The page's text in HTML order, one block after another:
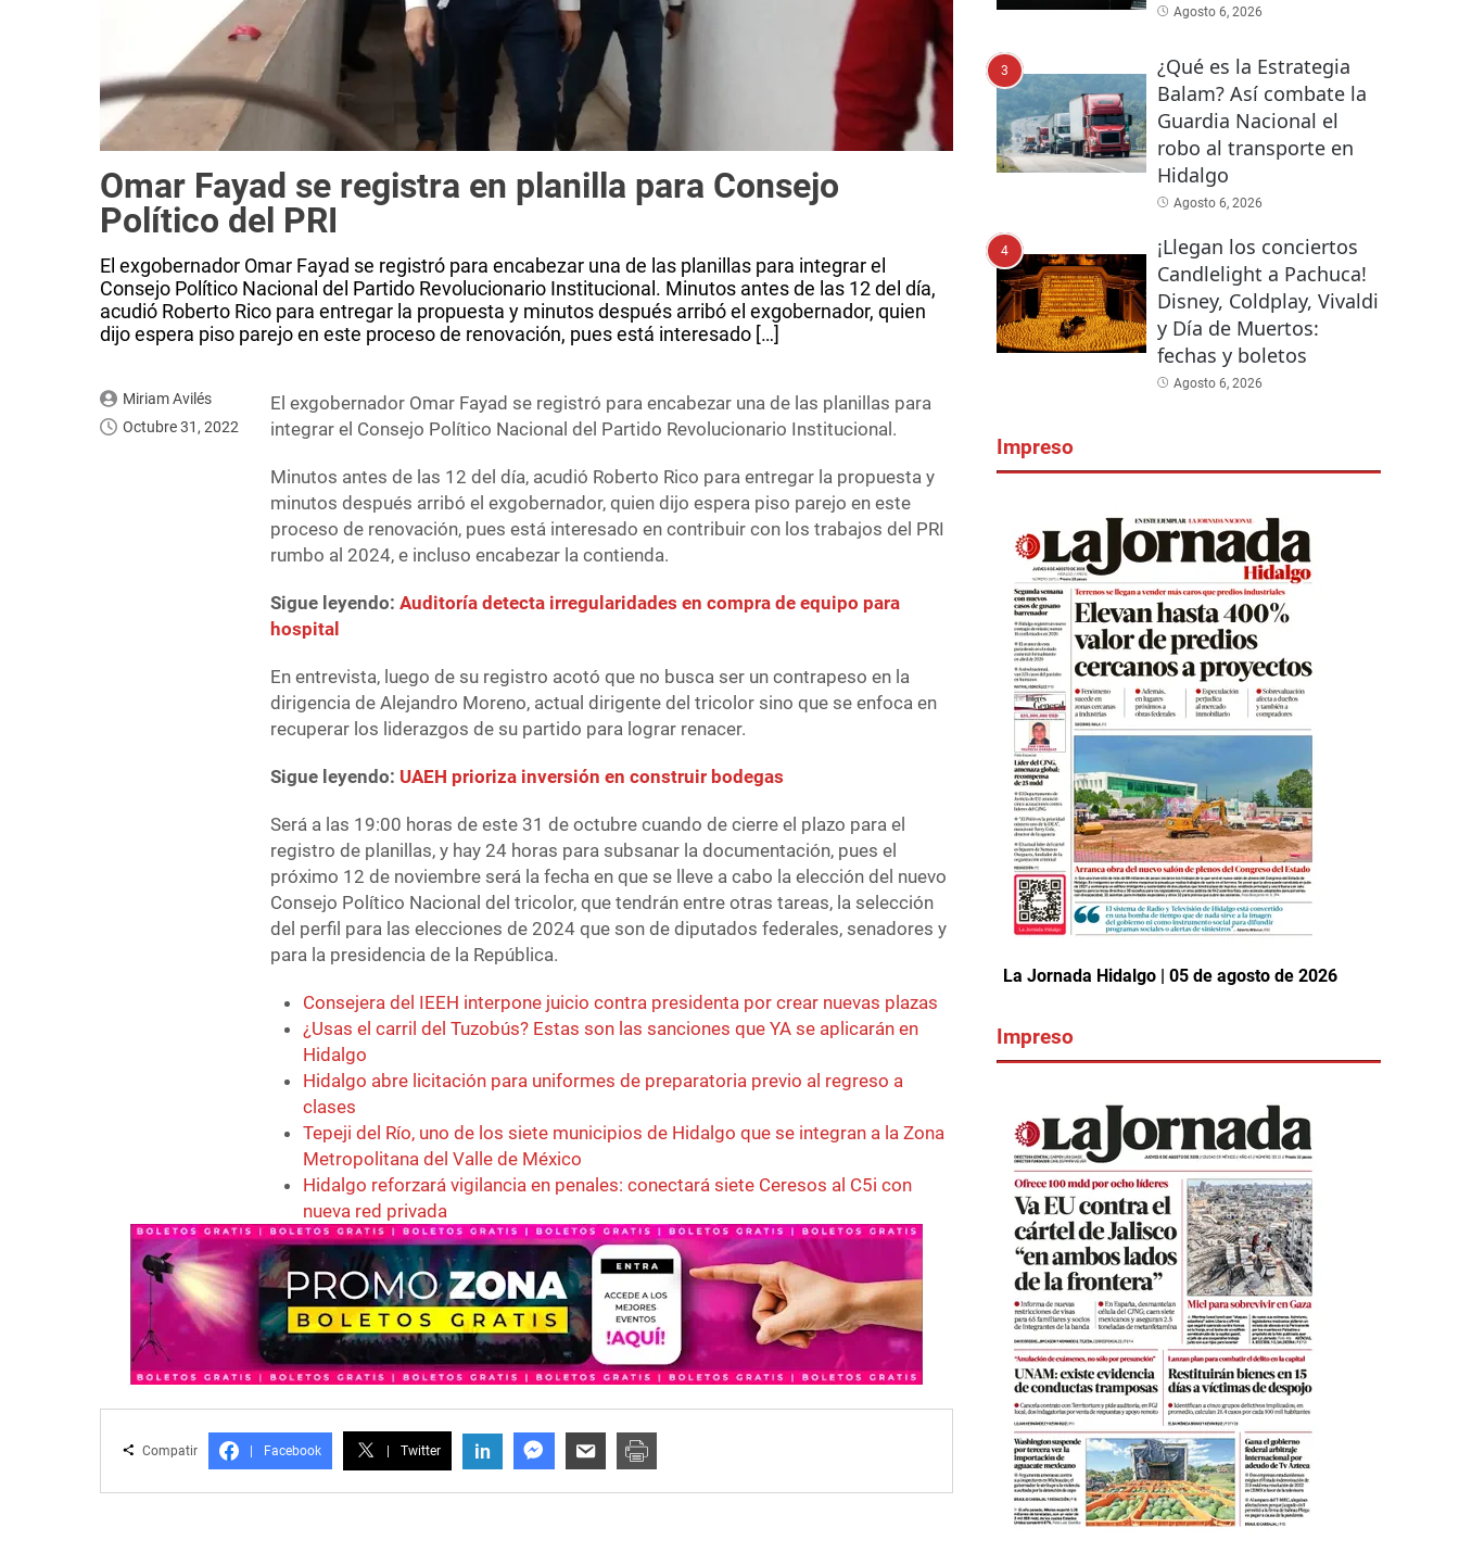
Omar Fayad se registra en planilla para Consejo
Político del PRI
El exgobernador Omar Fayad se registró para encabezar una de las planillas para integrar el
Consejo Político Nacional del Partido Revolucionario Institucional. Minutos antes de las 12 del día,
acudió Roberto Rico para entregar la propuesta y minutos después arribó el exgobernador, quien
dijo espera piso parejo en este proceso de renovación, pues está interesado […]
Miriam Avilés
Octubre 31, 2022
El exgobernador Omar Fayad se registró para encabezar una de las planillas para
integrar el Consejo Político Nacional del Partido Revolucionario Institucional.
Minutos antes de las 12 del día, acudió Roberto Rico para entregar la propuesta y
minutos después arribó el exgobernador, quien dijo espera piso parejo en este
proceso de renovación, pues está interesado en contribuir con los trabajos del PRI
rumbo al 2024, e incluso encabezar la contienda.
Sigue leyendo:Auditoría detecta irregularidades en compra de equipo para
hospital
En entrevista, luego de su registro acotó que no busca ser un contrapeso en la
dirigencia de Alejandro Moreno, actual dirigente del tricolor sino que se enfoca en
recuperar los liderazgos de su partido para lograr renacer.
Sigue leyendo: UAEH prioriza inversión en construir bodegas
Será a las 19:00 horas de este 31 de octubre cuando de cierre el plazo para el
registro de planillas, y hay 24 horas para subsanar la documentación, pues el
próximo 12 de noviembre será la fecha en que se lleve a cabo la elección del nuevo
Consejo Político Nacional del tricolor, que tendrán entre otras tareas, la selección
del perfil para las elecciones de 2024 que son de diputados federales, senadores y
para la presidencia de la República.
Consejera del IEEH interpone juicio contra presidenta por crear nuevas plazas
¿Usas el carril del Tuzobús? Estas son las sanciones que YA se aplicarán en
Hidalgo
Hidalgo abre licitación para uniformes de preparatoria previo al regreso a
clases
Tepeji del Río, uno de los siete municipios de Hidalgo que se integran a la Zona
Metropolitana del Valle de México
Hidalgo reforzará vigilancia en penales: conectará siete Ceresos al C5i con
nueva red privada
Compatir Facebook Twitter in
Agosto 6, 2026
3
¿Qué es la Estrategia
Balam? Así combate la
Guardia Nacional el
robo al transporte en
Hidalgo
Agosto 6, 2026
4
¡Llegan los conciertos
Candlelight a Pachuca!
Disney, Coldplay, Vivaldi
y Día de Muertos:
fechas y boletos
Agosto 6, 2026
Impreso
La Jornada Hidalgo | 05 de agosto de 2026
Impreso